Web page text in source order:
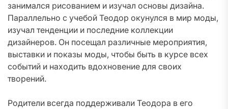
занимался рисованием и изучал основы дизайна.
Параллельно с учебой Теодор окунулся в мир моды,
изучал тенденции и последние коллекции
дизайнеров. Он посещал различные мероприятия,
выставки и показы моды, чтобы быть в курсе всех
событий и находить вдохновение для своих
творений.
Родители всегда поддерживали Теодора в его